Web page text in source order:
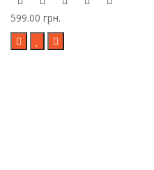
599.00 грн.